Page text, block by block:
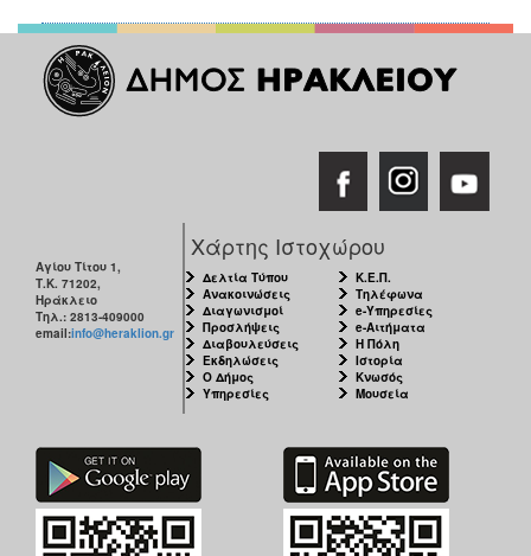
Αγίου Τίτου 1,
Τ.Κ. 71202,
Ηράκλειο
Τηλ.: 2813-409000
email:info@heraklion.gr
Χάρτης Ιστοχώρου
Δελτία Τύπου
Ανακοινώσεις
Διαγωνισμοί
Προσλήψεις
Διαβουλεύσεις
Εκδηλώσεις
Ο Δήμος
Υπηρεσίες
Κ.Ε.Π.
Τηλέφωνα
e-Υπηρεσίες
e-Αιτήματα
Η Πόλη
Ιστορία
Κνωσός
Μουσεία